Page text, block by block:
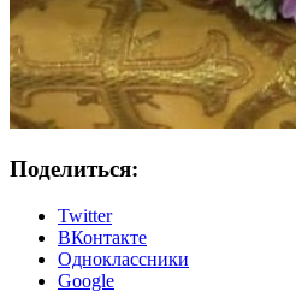
Поделиться:
Twitter
ВКонтакте
Одноклассники
Google